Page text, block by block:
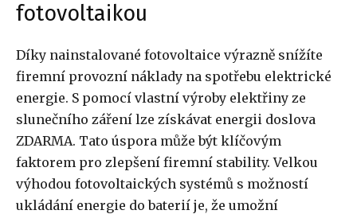
fotovoltaikou
Díky nainstalované fotovoltaice výrazně snížíte
firemní provozní náklady na spotřebu elektrické
energie. S pomocí vlastní výroby elektřiny ze
slunečního záření lze získávat energii doslova
ZDARMA. Tato úspora může být klíčovým
faktorem pro zlepšení firemní stability. Velkou
výhodou fotovoltaických systémů s možností
ukládání energie do baterií je, že umožní